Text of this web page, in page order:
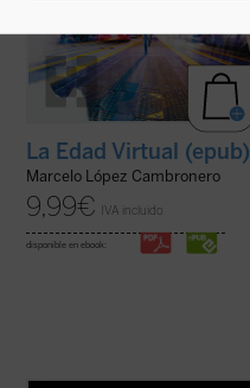
La Edad Virtual (epub)
Marcelo López Cambronero
9,99€ IVA incluido
disponible en ebook: